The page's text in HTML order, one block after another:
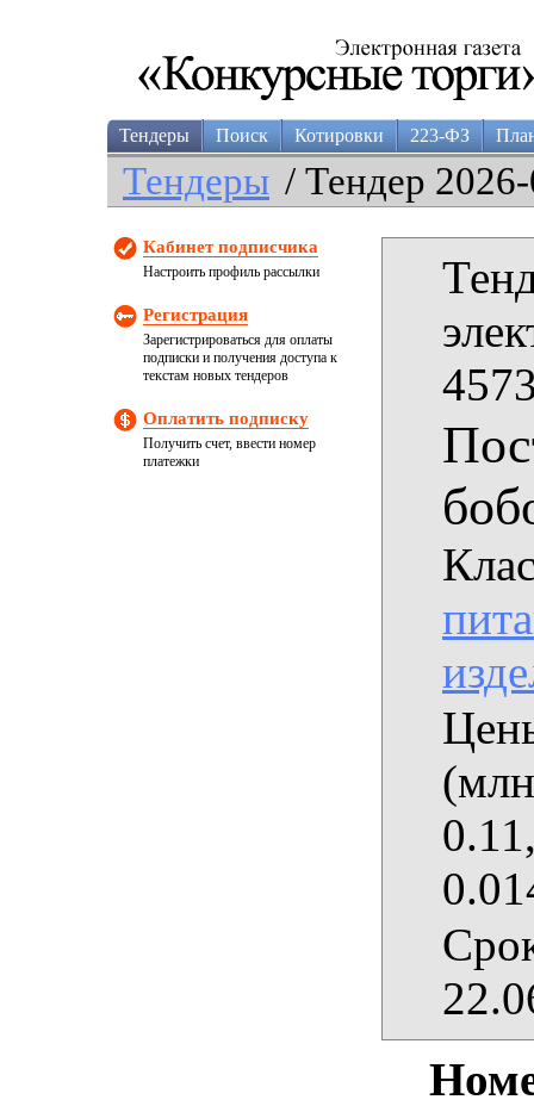
Тендеры Поиск Котировки 223-ФЗ
Тендеры / Тендер
Кабинет подписчика
Настроить профиль рассылки
Регистрация
Зарегистрироваться для оплаты
подписки и получения доступа к
текстам новых тендеров
Оплатить подписку
Получить счет, ввести номер
платежки